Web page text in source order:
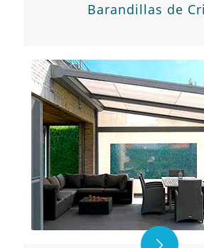
Barandillas de